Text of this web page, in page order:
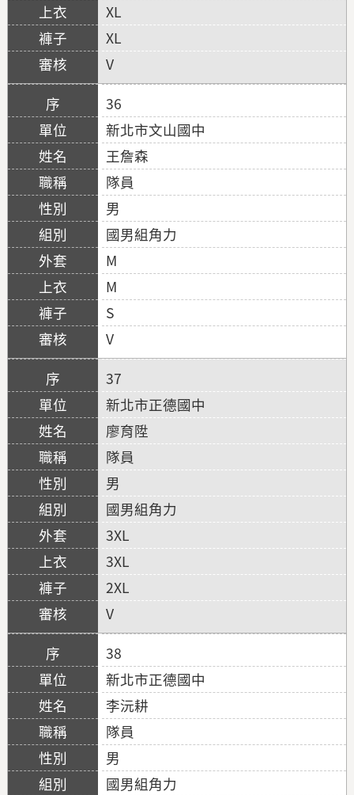
XL
XL
V
36
新北市文山國中
王詹森
隊員
男
國男組角力
M
M
S
V
37
新北市正德國中
廖育陞
隊員
男
國男組角力
3XL
3XL
2XL
V
38
新北市正德國中
李沅耕
隊員
男
國男組角力